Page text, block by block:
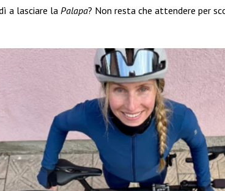
a lasciare la Palapa? Non resta che attendere per